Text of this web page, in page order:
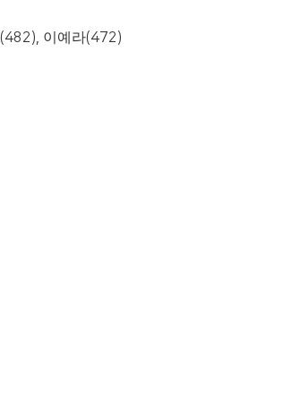
(482), 이예라(472)